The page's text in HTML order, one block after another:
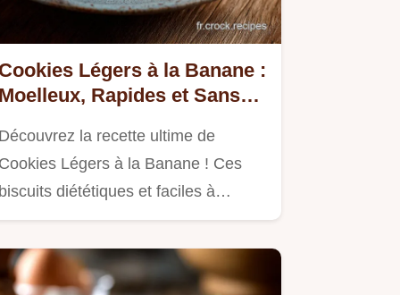
Légers à la Banane :
Rapides et Sans
la recette ultime de
Légers à la Banane ! Ces
diététiques et faciles à…